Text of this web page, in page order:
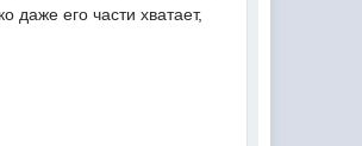
его части хватает,